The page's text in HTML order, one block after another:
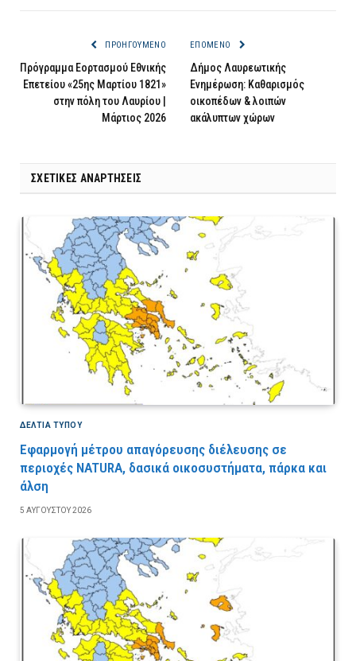
ΠΡΟΗΓΟΎΜΕΝΟ
Πρόγραμμα Εορτασμού Εθνικής
Επετείου «25ης Μαρτίου 1821»
στην πόλη του Λαυρίου |
Μάρτιος 2026
ΕΠΌΜΕΝΟ
Δήμος Λαυρεωτικής
Ενημέρωση: Καθαρισμός
οικοπέδων & λοιπών
ακάλυπτων χώρων
ΣΧΕΤΙΚΈΣ ΑΝΑΡΤΉΣΕΙΣ
ΔΕΛΤΙΑ ΤΥΠΟΥ
Εφαρμογή μέτρου απαγόρευσης διέλευσης σε
περιοχές NATURA, δασικά οικοσυστήματα, πάρκα και
άλση
5 ΑΥΓΟΎΣΤΟΥ 2026